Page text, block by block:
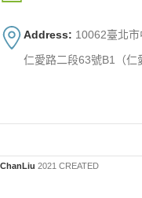
Address: 10062臺北市
仁愛路二段63號B1（仁
ChanLiu 2021 CREATED